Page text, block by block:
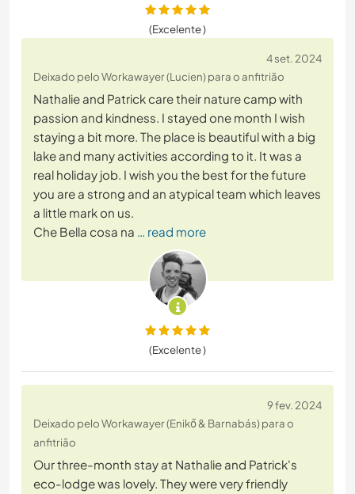
(Excelente )
4 set. 2024
Deixado pelo Workawayer (Lucien) para o anfitrião
Nathalie and Patrick care their nature camp with
passion and kindness. I stayed one month I wish
staying a bit more. The place is beautiful with a big
lake and many activities according to it. It was a
real holiday job. I wish you the best for the future
you are a strong and an atypical team which leaves
a little mark on us.
Che Bella cosa na … read more
(Excelente )
9 fev. 2024
Deixado pelo Workawayer (Enikő & Barnabás) para o
anfitrião
Our three-month stay at Nathalie and Patrick's
eco-lodge was lovely. They were very friendly